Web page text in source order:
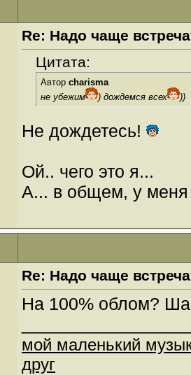
Re: Надо чаще
Цитата:
Автор charisma
не убежим
) дождемся всех ))
Не дождетесь!
Ой.. чего это я...
А... в общем, у меня
Re: Надо чаще
На 100% облом?
мой маленький
друг